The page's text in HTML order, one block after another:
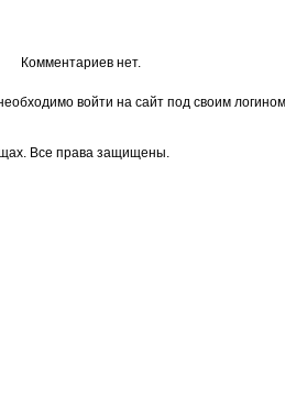
Комментариев нет.
войти на сайт под своим
Все права защищены.